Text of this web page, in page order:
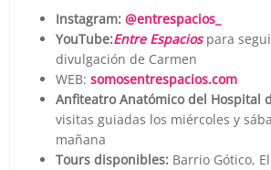
Instagram:@entrespacios_
YouTube:Entre Espacios para
divulgación de Carmen
WEB:somosentrespacios.com
Anfiteatro Anatómico del Hospital
visitas guiadas los miércoles y
mañana
Tours disponibles: Barrio Gótico,